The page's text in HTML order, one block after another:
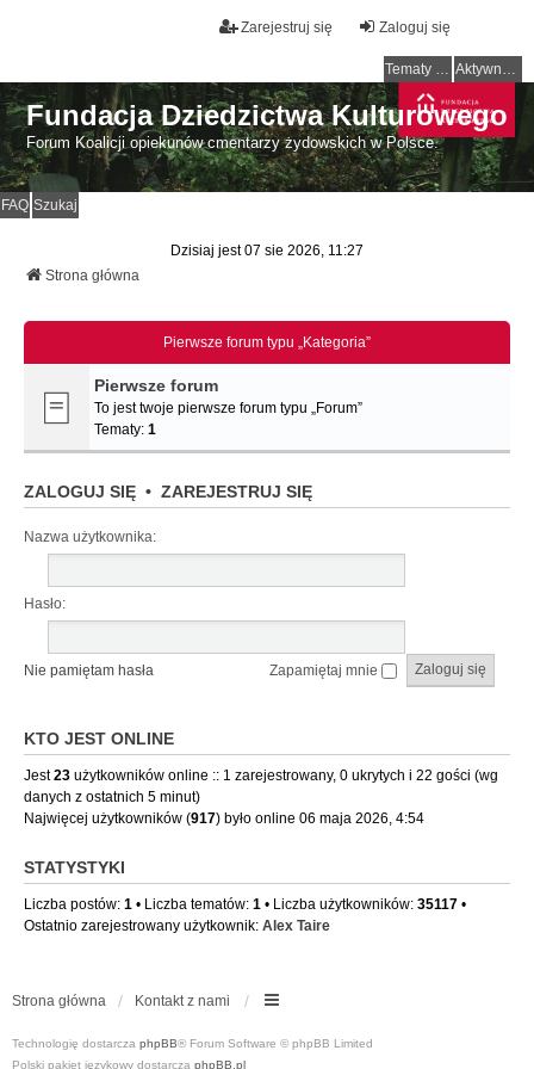
Zaloguj się
Zarejestruj się
Tematy bez odpowiedzi Aktywne tematy
Fundacja Dziedzictwa Kulturowego
Forum Koalicji opiekunów cmentarzy żydowskich w Polsce.
FAQ Szukaj
Dzisiaj jest 07 sie 2026, 11:27
Strona główna
Pierwsze forum typu „Kategoria”
Pierwsze forum
To jest twoje pierwsze forum typu „Forum”
Tematy: 1
ZALOGUJ SIĘ • ZAREJESTRUJ SIĘ
Nazwa użytkownika:
Hasło:
Nie pamiętam hasła Zapamiętaj mnie
KTO JEST ONLINE
Jest23 użytkowników online :: 1 zarejestrowany, 0 ukrytych i 22 gości (wg
danych z ostatnich 5 minut)
Najwięcej użytkowników (917) było online 06 maja 2026, 4:54
STATYSTYKI
Liczba postów: 1 • Liczba tematów: 1 • Liczba użytkowników: 35117 •
Ostatnio zarejestrowany użytkownik: Alex Taire
Strona główna Kontakt z nami
Technologię dostarcza phpBB® Forum Software © phpBB Limited
Polski pakiet językowy dostarcza phpBB.pl